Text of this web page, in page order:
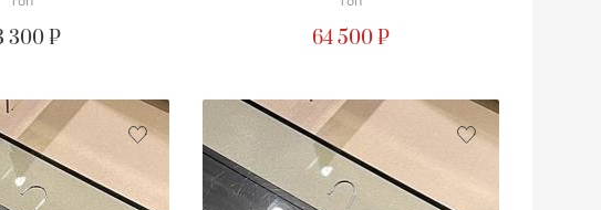
300 ₽
С БИРКОЙ
64 500 ₽